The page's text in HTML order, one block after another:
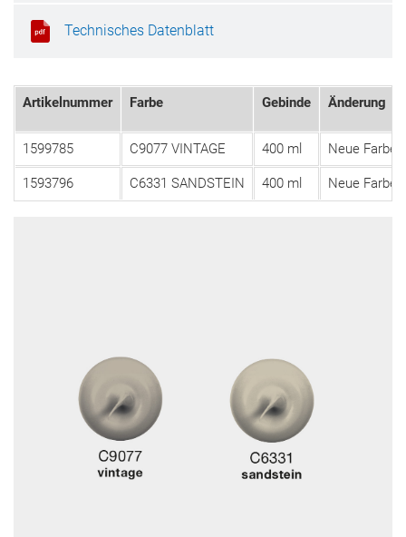
Technisches Datenblatt
Artikelnummer Farbe Gebinde Änderung
1599785 C9077 VINTAGE 400 ml Neue Farbe
1593796 C6331 SANDSTEIN 400 ml Neue Farbe